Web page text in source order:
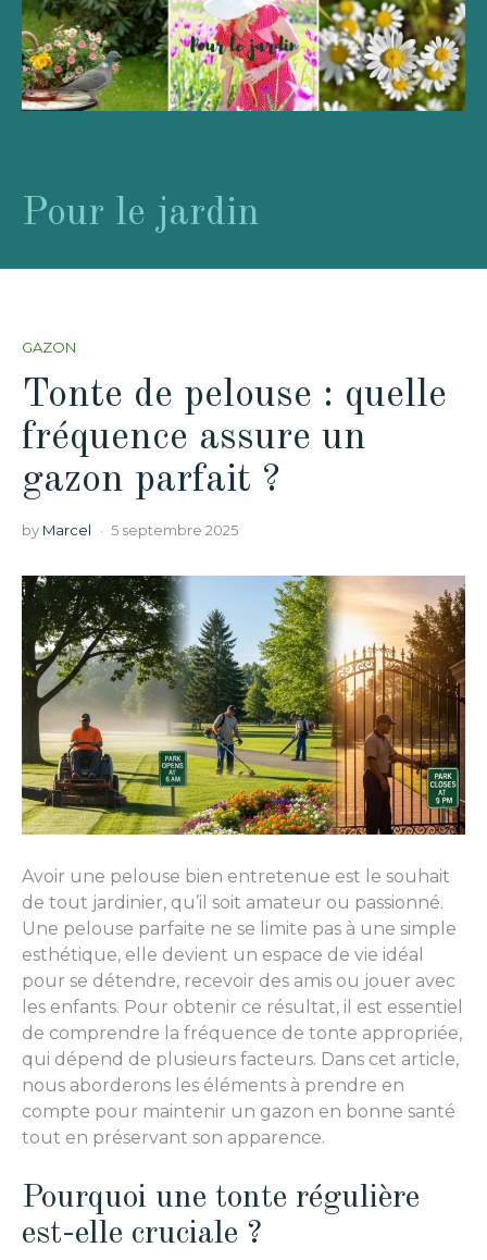
Pour le jardin
GAZON
Tonte de pelouse : quelle
fréquence assure un
gazon parfait ?
by Marcel 5 septembre 2025
Avoir une pelouse bien entretenue est le souhait
de tout jardinier, qu’il soit amateur ou passionné.
Une pelouse parfaite ne se limite pas à une simple
esthétique, elle devient un espace de vie idéal
pour se détendre, recevoir des amis ou jouer avec
les enfants. Pour obtenir ce résultat, il est essentiel
de comprendre la fréquence de tonte appropriée,
qui dépend de plusieurs facteurs. Dans cet article,
nous aborderons les éléments à prendre en
compte pour maintenir un gazon en bonne santé
tout en préservant son apparence.
Pourquoi une tonte régulière
est-elle cruciale ?